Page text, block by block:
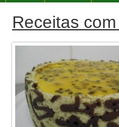
Receitas